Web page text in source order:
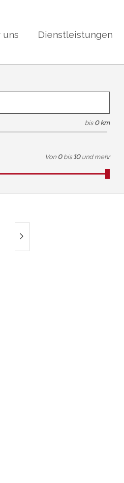
uns Dienstleistungen
bis 0 km
Von 0 bis 10 und mehr